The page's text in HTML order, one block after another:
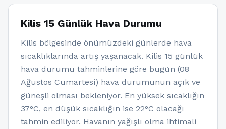
Kilis 15 Günlük Hava Durumu
Kilis bölgesinde önümüzdeki günlerde hava
sıcaklıklarında artış yaşanacak. Kilis 15 günlük
hava durumu tahminlerine göre bugün (08
Ağustos Cumartesi) hava durumunun açık ve
güneşli olması bekleniyor. En yüksek sıcaklığın
37°C, en düşük sıcaklığın ise 22°C olacağı
tahmin ediliyor. Havanın yağışlı olma ihtimali